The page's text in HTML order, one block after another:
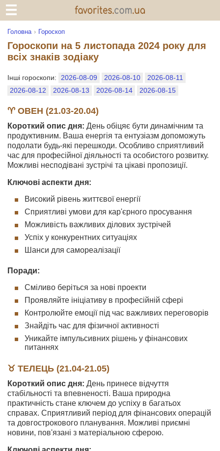
Головна Гороскоп
Гороскопи на 5 листопада 2024 року для
всіх знаків зодіаку
Інші гороскопи: 2026-08-09 2026-08-10
2026-08-11
2026-08-12
2026-08-13 2026-08-14 2026-08-15
♈ ОВЕН (21.03-20.04)
Короткий опис дня: День обіцяє бути динамічним та
продуктивним. Ваша енергія та ентузіазм допоможуть
подолати будь-які перешкоди. Особливо сприятливий
час для професійної діяльності та особистого розвитку.
Можливі несподівані зустрічі та цікаві пропозиції.
Ключові аспекти дня:
Високий рівень життєвої енергії
Сприятливі умови для кар'єрного просування
Можливість важливих ділових зустрічей
Успіх у конкурентних ситуаціях
Шанси для самореалізації
Поради:
Сміливо беріться за нові проекти
Проявляйте ініціативу в професійній сфері
Контролюйте емоції під час важливих переговорів
Знайдіть час для фізичної активності
Уникайте імпульсивних рішень у фінансових
питаннях
♉ ТЕЛЕЦЬ (21.04-21.05)
Короткий опис дня: День принесе відчуття
стабільності та впевненості. Ваша природна
практичність стане ключем до успіху в багатьох
справах. Сприятливий період для фінансових операцій
та довгострокового планування. Можливі приємні
новини, пов'язані з матеріальною сферою.